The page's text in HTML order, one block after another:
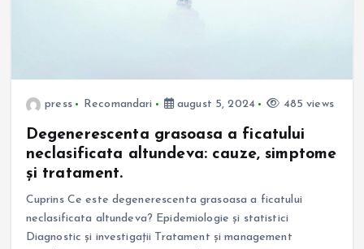
press Recomandari august 5, 2024 485 views
Degenerescenta grasoasa a ficatului
neclasificata altundeva: cauze, simptome
și tratament.
Cuprins Ce este degenerescenta grasoasa a ficatului
neclasificata altundeva? Epidemiologie și statistici
Diagnostic și investigații Tratament și management